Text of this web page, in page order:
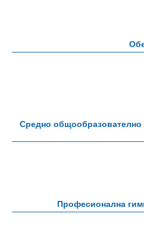
Средно общообразователно
Професионална